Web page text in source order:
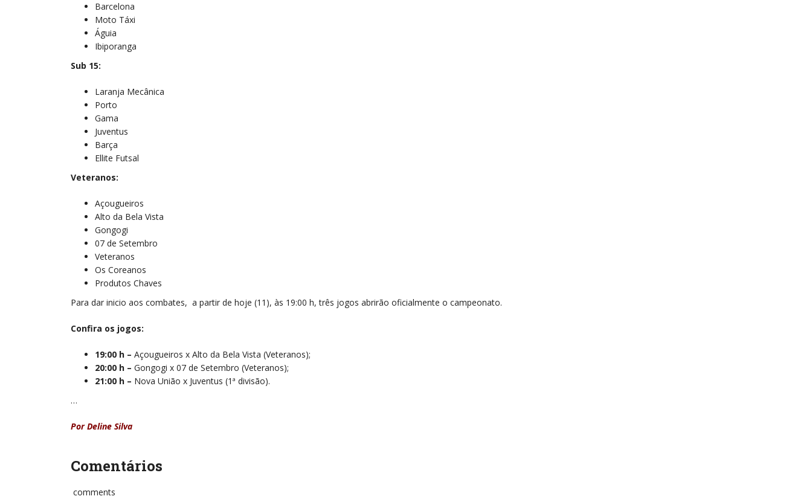
Barcelona
Moto Táxi
Águia
Ibiporanga
Sub 15:
Laranja Mecânica
Porto
Gama
Juventus
Barça
Ellite Futsal
Veteranos:
Açougueiros
Alto da Bela Vista
Gongogi
07 de Setembro
Veteranos
Os Coreanos
Produtos Chaves
Para dar inicio aos combates, a partir de hoje (11), às 19:00 h, três jogos abrirão oficialmente o campeonato.
Confira os jogos:
19:00 h – Açougueiros x Alto da Bela Vista (Veteranos);
20:00 h – Gongogi x 07 de Setembro (Veteranos);
21:00 h – Nova União x Juventus (1ª divisão).
…
Por Deline Silva
Comentários
comments